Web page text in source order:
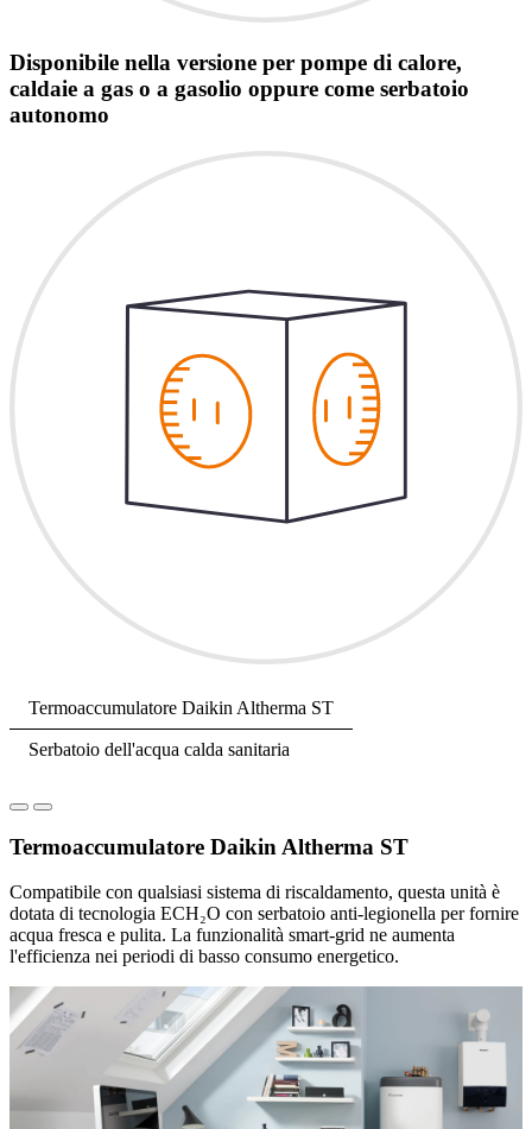
Disponibile nella versione per pompe di calore,
caldaie a gas o a gasolio oppure come serbatoio
autonomo
Termoaccumulatore Daikin Altherma ST
Serbatoio dell'acqua calda sanitaria
Termoaccumulatore Daikin Altherma ST
Compatibile con qualsiasi sistema di riscaldamento, questa unità è
dotata di tecnologia ECH₂O con serbatoio anti-legionella per fornire
acqua fresca e pulita. La funzionalità smart-grid ne aumenta
l'efficienza nei periodi di basso consumo energetico.